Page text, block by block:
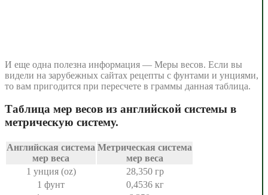
И еще одна полезна информация — Меры весов. Если вы
видели на зарубежных сайтах рецепты с фунтами и унциями,
то вам пригодится при пересчете в граммы данная таблица.
Таблица мер весов из английской системы в
метрическую систему.
Английская система
мер веса
Метрическая система
мер веса
1 унция (oz)
28,350 гр
1 фунт
0,4536 кг